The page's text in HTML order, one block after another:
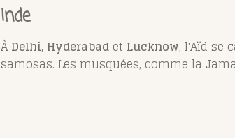
Inde
ÀDelhi, Hyderabad et Lucknow, l'Aïd se
samosas. Les musquées, comme la